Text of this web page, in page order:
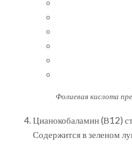
Фолиевая кислота
Цианокобаламин (В12)
Содержится в зеленом